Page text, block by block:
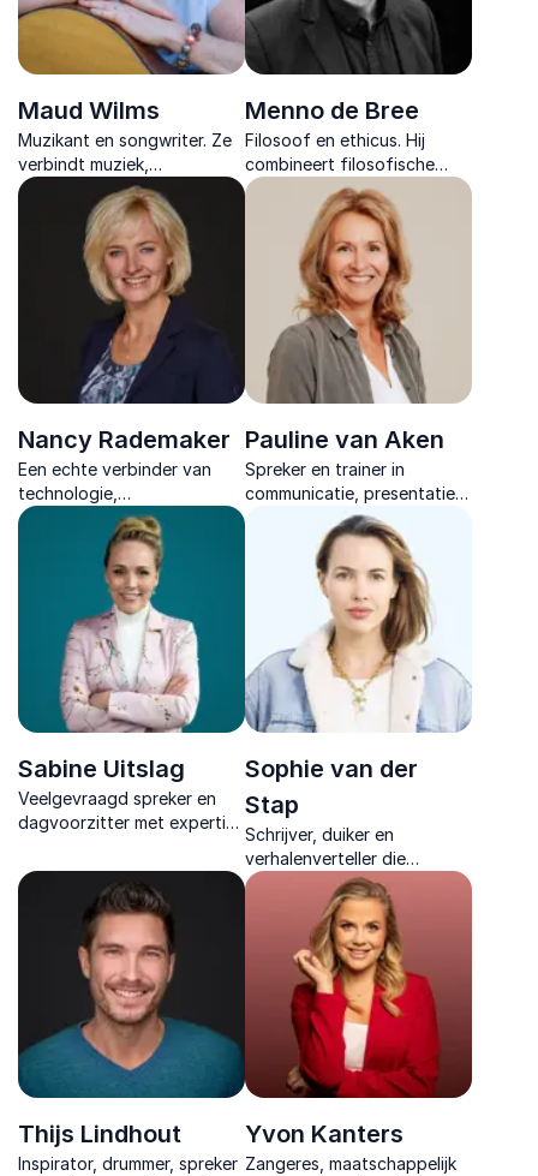
Maud Wilms
Muzikant en songwriter. Ze
verbindt muziek,
persoonlijke verhalen en
inclusie in inspirerende
lezingen die raken en
aanzetten tot actie.
Menno de Bree
Filosoof en ethicus. Hij
combineert filosofische
diepgang met humor en
helderheid in lezingen over
ethiek, denken en de tragiek
van het menselijk bestaan.
Nancy Rademaker
Een echte verbinder van
technologie,
klantgerichtheid en
innovatie in energieke
keynotes die inspireren en
richting geeft in een tijd van
digitale ontwrichting.
Pauline van Aken
Spreker en trainer in
communicatie, presentatie
en welzijn, met 30 jaar
ervaring en een unieke,
holistische aanpak.
Sabine Uitslag
Veelgevraagd spreker en
dagvoorzitter met expertise
onderwijs. Inspirerend,
interactief en verbindend.
Sophie van der
Stap
Schrijver, duiker en
verhalenverteller die
wetenschap, natuur en
emotie samenbrengt in
inspirerende inzichten over
klimaat, verandering en
veerkracht.
Thijs Lindhout
Inspirator, drummer, spreker
Yvon Kanters
Zangeres, maatschappelijk